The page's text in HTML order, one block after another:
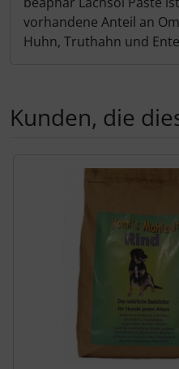
vorhandene Anteil an
Huhn, Truthahn und
Kunden, die